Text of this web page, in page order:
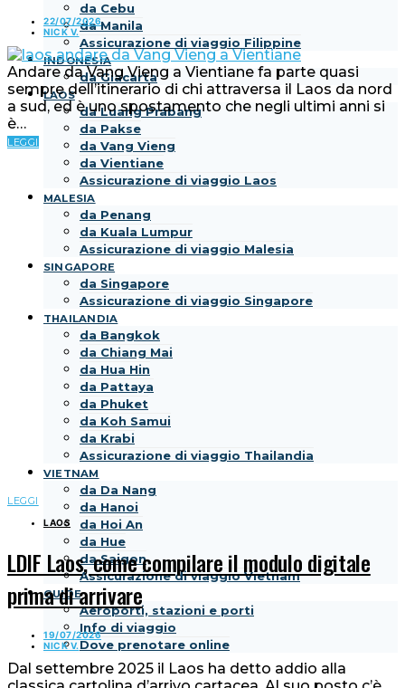
da Cebu
da Manila
Assicurazione di viaggio Filippine
INDONESIA
da Giacarta
LAOS
da Luang Prabang
da Pakse
da Vang Vieng
da Vientiane
Assicurazione di viaggio Laos
MALESIA
da Penang
da Kuala Lumpur
Assicurazione di viaggio Malesia
SINGAPORE
da Singapore
Assicurazione di viaggio Singapore
THAILANDIA
da Bangkok
da Chiang Mai
da Hua Hin
da Pattaya
da Phuket
da Koh Samui
da Krabi
Assicurazione di viaggio Thailandia
VIETNAM
da Da Nang
da Hanoi
da Hoi An
da Hue
da Saigon
Assicurazione di viaggio Vietnam
GUIDE
Aeroporti, stazioni e porti
Info di viaggio
Dove prenotare online
22/07/2026
NICK V.
Andare da Vang Vieng a Vientiane fa parte quasi
sempre dell’itinerario di chi attraversa il Laos da nord
a sud, ed è uno spostamento che negli ultimi anni si
è…
LEGGI
LEGGI
LAOS
LDIF Laos, come compilare il modulo digitale
prima di arrivare
19/07/2026
NICK V.
Dal settembre 2025 il Laos ha detto addio alla